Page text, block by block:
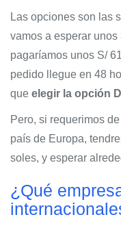
Las opciones son las
vamos a esperar
pagaríamos unos S/
pedido llegue en 48
que elegir la opción
Pero, si requerimos
país de Europa,
soles, y esperar
¿Qué